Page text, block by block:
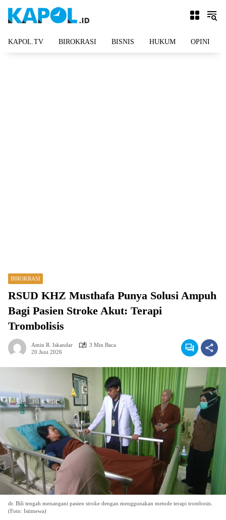
KAPOL.TV BIROKRASI BISNIS HUKUM OPINI
BIROKRASI
RSUD KHZ Musthafa Punya Solusi Ampuh
Bagi Pasien Stroke Akut: Terapi
Trombolisis
Amin R. Iskandar
3 Min Baca
20 Juni 2026
dr. Bili tengah menangani pasien stroke dengan menggunakan metode terapi trombosis.
(Foto: Istimewa)